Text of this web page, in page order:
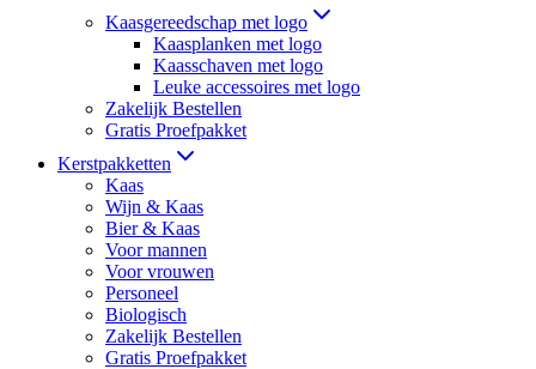
Kaasgereedschap met logo
Kaasplanken met logo
Kaasschaven met logo
Leuke accessoires met logo
Zakelijk Bestellen
Gratis Proefpakket
Kerstpakketten
Kaas
Wijn & Kaas
Bier & Kaas
Voor mannen
Voor vrouwen
Personeel
Biologisch
Zakelijk Bestellen
Gratis Proefpakket